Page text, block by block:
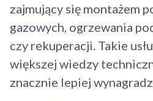
zajmujący się montażem
gazowych, ogrzewania
czy rekuperacji. Takie
większej wiedzy
znacznie lepiej